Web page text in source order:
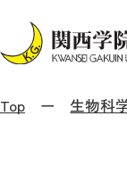
Top 生物科